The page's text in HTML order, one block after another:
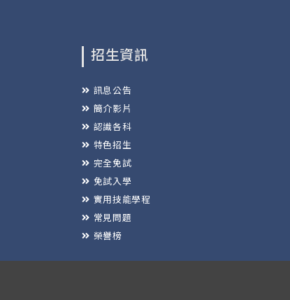
招生資訊
訊息公告
簡介影片
認識各科
特色招生
完全免試
免試入學
實用技能學程
常見問題
榮譽榜